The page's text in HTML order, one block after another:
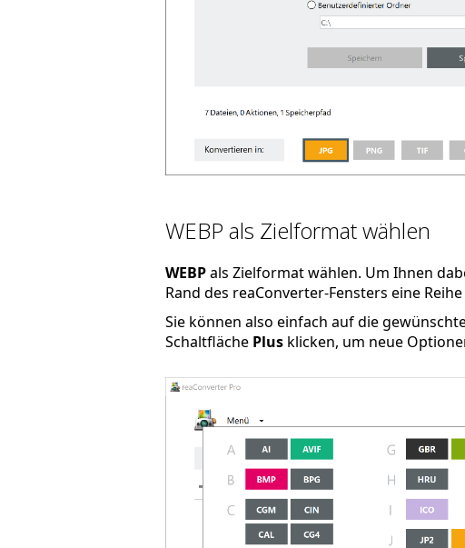
WEBP als Zielformat wählen
WEBPals Zielformat wählen. Um Ihnen
Rand des reaConverter-Fensters eine
Sie können also einfach auf die
Schaltfläche Plusklicken, um neue